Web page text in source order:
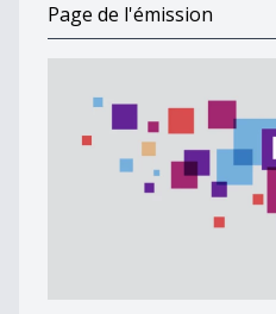
Page de l'émission